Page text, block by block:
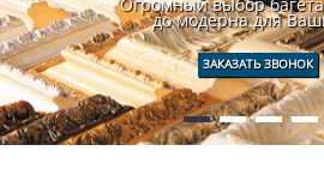
Огромный выбор багета
до модерна для
ЗАКАЗАТЬ ЗВОНОК